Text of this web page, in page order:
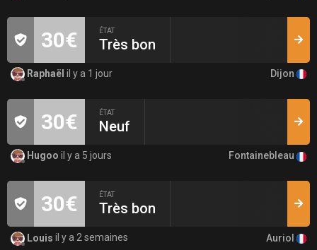
30€ ÉTAT
Très bon
Raphaël il y a 1 jour Dijon
30€ ÉTAT
Neuf
Hugoo il y a 5 jours Fontainebleau
30€ ÉTAT
Très bon
Louis il y a 2 semaines Auriol